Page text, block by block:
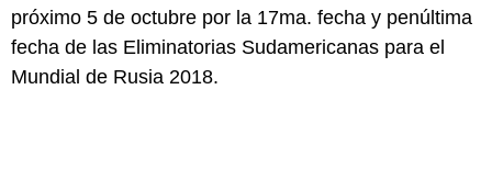
próximo 5 de octubre por la 17ma. fecha y penúltima
fecha de las Eliminatorias Sudamericanas para el
Mundial de Rusia 2018.